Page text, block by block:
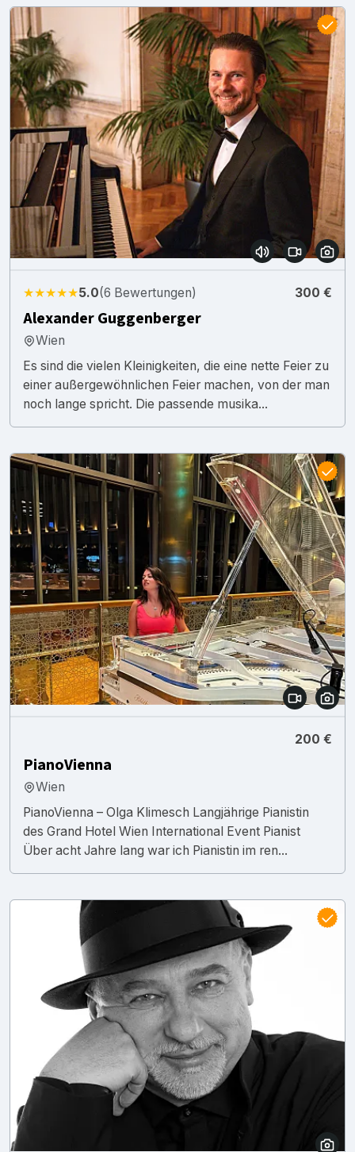
★★★★★5.0(6 Bewertungen) 300 €
Alexander Guggenberger
Wien
Es sind die vielen Kleinigkeiten, die eine nette Feier zu
einer außergewöhnlichen Feier machen, von der man
noch lange spricht. Die passende musika...
200 €
PianoVienna
Wien
PianoVienna – Olga Klimesch Langjährige Pianistin
des Grand Hotel Wien International Event Pianist
Über acht Jahre lang war ich Pianistin im ren...